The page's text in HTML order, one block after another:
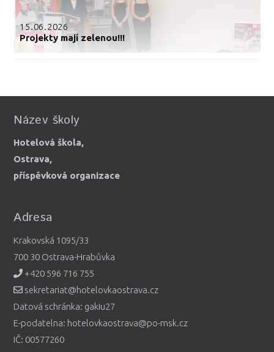
15.06.2026
Projekty mají zelenou!!!
Název školy
Hotelová škola,
Ostrava,
příspěvková organizace
Adresa
Krakovská 1095/33
700 30 Ostrava-Hrabůvka
+420 596 716 755
sekretariat@hotelovkaostrava.cz
Datová schránka: gakiu27
E-podatelna: hotelovkaostrava@po-msk.cz
IČ: 00577260